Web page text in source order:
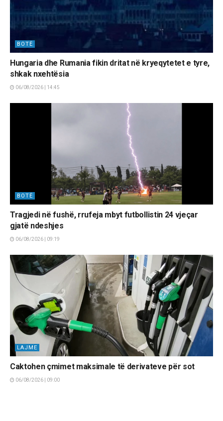
BOTË
Hungaria dhe Rumania fikin dritat në kryeqytetet e tyre,
shkak nxehtësia
06/08/2026 | 14:45
BOTË
Tragjedi në fushë, rrufeja mbyt futbollistin 24 vjeçar
gjatë ndeshjes
06/08/2026 | 09:19
LAJME
Caktohen çmimet maksimale të derivateve për sot
06/08/2026 | 09:00